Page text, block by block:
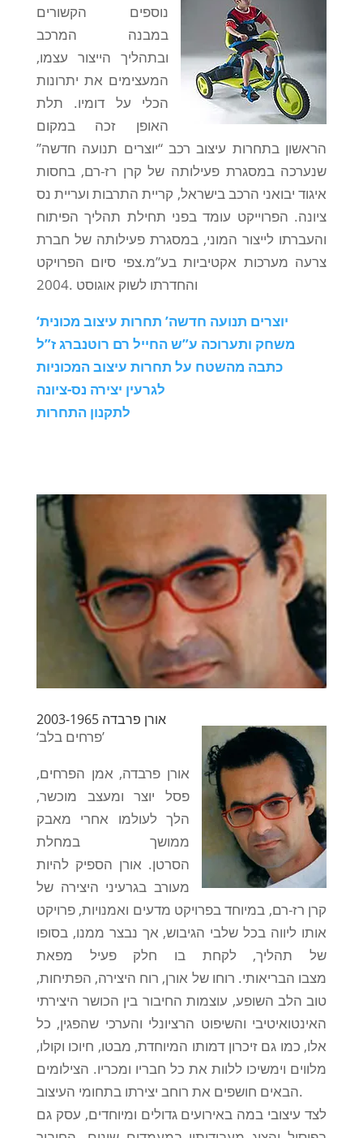
נוספים הקשורים
במבנה המרכב
ובתהליך הייצור עצמו,
המעצימים את יתרונות
הכלי על דומיו. תלת
האופן זכה במקום
הראשון בתחרות עיצוב רכב “יוצרים תנועה חדשה”
שנערכה במסגרת פעילותה של קרן רז-רם, בחסות
איגוד יבואני הרכב בישראל, קריית התרבות ועריית נס
ציונה. הפרוייקט עומד בפני תחילת תהליך הפיתוח
והעברתו לייצור המוני, במסגרת פעילותה של חברת
צרעה מערכות אקטיביות בע”מ.צפי סיום הפרויקט
והחדרתו לשוק אוגוסט .2004
‘יוצרים תנועה חדשה’ תחרות עיצוב מכונית
משחק ותערוכה ע”ש החייל רם רוטנברג ז”ל
כתבה מהשטח על תחרות עיצוב המכוניות
לגרעין יצירה נס-ציונה
לתקנון התחרות
אורן פרבדה 2003-1965
‘פרחים בלב’
אורן פרבדה, אמן הפרחים,
פסל יוצר ומעצב מוכשר,
הלך לעולמו אחרי מאבק
ממושך במחלת
הסרטן. אורן הספיק להיות
מעורב בגרעיני היצירה של
קרן רז-רם, במיוחד בפרויקט מדעים ואמנויות, פרויקט
אותו ליווה בכל שלבי הגיבוש, אך נבצר ממנו, בסופו
של תהליך, לקחת בו חלק פעיל מפאת
מצבו הבריאותי. רוחו של אורן, רוח היצירה, הפתיחות,
טוב הלב השופע, עוצמות החיבור בין הכושר היצירתי
האינטואיטיבי והשיפוט הרציונלי והערכי שהפגין, כל
אלו, כמו גם זיכרון דמותו המיוחדת, מבטו, חיוכו וקולו,
מלווים וימשיכו ללוות את כל חבריו ומכריו. הצילומים
הבאים חושפים את רוחב יצירתו בתחומי העיצוב.
לצד עיצובי במה באירועים גדולים ומיוחדים, עסק גם